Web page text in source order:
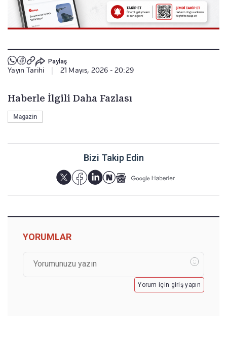
Paylaş
Yayın Tarihi 21 Mayıs, 2026 - 20:29
Haberle İlgili Daha Fazlası
Magazin
Bizi Takip Edin
YORUMLAR
Yorum için giriş yapın